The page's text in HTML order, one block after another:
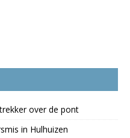
over de pont
in Hulhuizen